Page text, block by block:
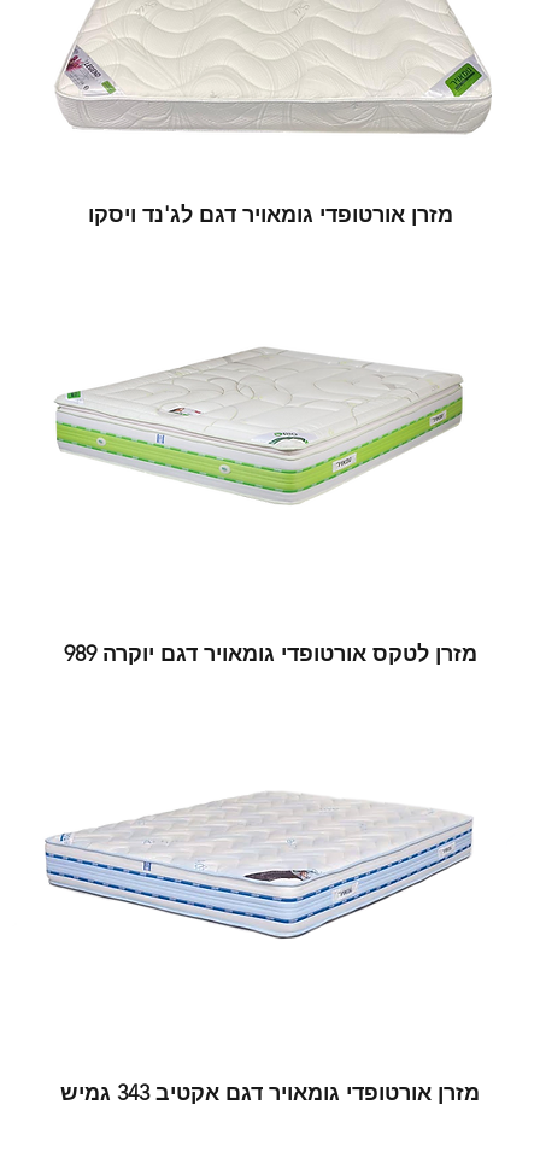
מזרן אורטופדי גומאויר דגם לג'נד ויסקו
מזרן לטקס אורטופדי גומאויר דגם יוקרה 989
מזרן אורטופדי גומאויר דגם אקטיב 343 גמיש